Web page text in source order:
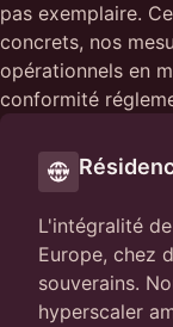
pas exemplaire.
concrets, nos
opérationnels en
conformité
L'intégralité
Europe, chez
souverains.
hyperscaler